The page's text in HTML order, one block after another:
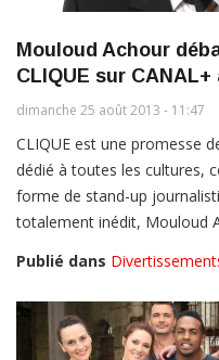
Mouloud Achour
CLIQUE sur
dimanche 25 août 2013 - 11:47
CLIQUE est une promesse
dédié à toutes les cultures,
forme de stand-up
totalement inédit, Mouloud
Publié dans